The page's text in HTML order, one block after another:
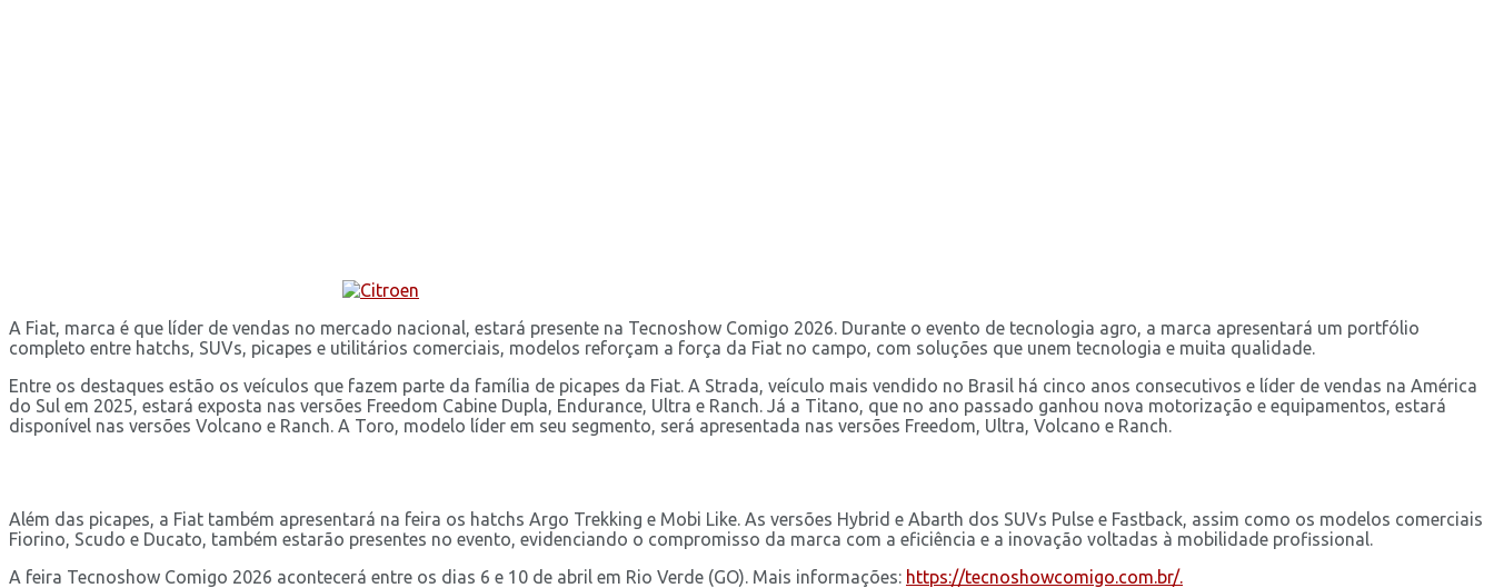
A Fiat, marca é que líder de vendas no mercado nacional, estará presente na Tecnoshow Comigo 2026. Durante o evento de tecnologia agro, a marca apresentará um portfólio
completo entre hatchs, SUVs, picapes e utilitários comerciais, modelos reforçam a força da Fiat no campo, com soluções que unem tecnologia e muita qualidade.
Entre os destaques estão os veículos que fazem parte da família de picapes da Fiat. A Strada, veículo mais vendido no Brasil há cinco anos consecutivos e líder de vendas na América
do Sul em 2025, estará exposta nas versões Freedom Cabine Dupla, Endurance, Ultra e Ranch. Já a Titano, que no ano passado ganhou nova motorização e equipamentos, estará
disponível nas versões Volcano e Ranch. A Toro, modelo líder em seu segmento, será apresentada nas versões Freedom, Ultra, Volcano e Ranch.
Além das picapes, a Fiat também apresentará na feira os hatchs Argo Trekking e Mobi Like. As versões Hybrid e Abarth dos SUVs Pulse e Fastback, assim como os modelos comerciais
Fiorino, Scudo e Ducato, também estarão presentes no evento, evidenciando o compromisso da marca com a eficiência e a inovação voltadas à mobilidade profissional.
A feira Tecnoshow Comigo 2026 acontecerá entre os dias 6 e 10 de abril em Rio Verde (GO). Mais informações: https://tecnoshowcomigo.com.br/.